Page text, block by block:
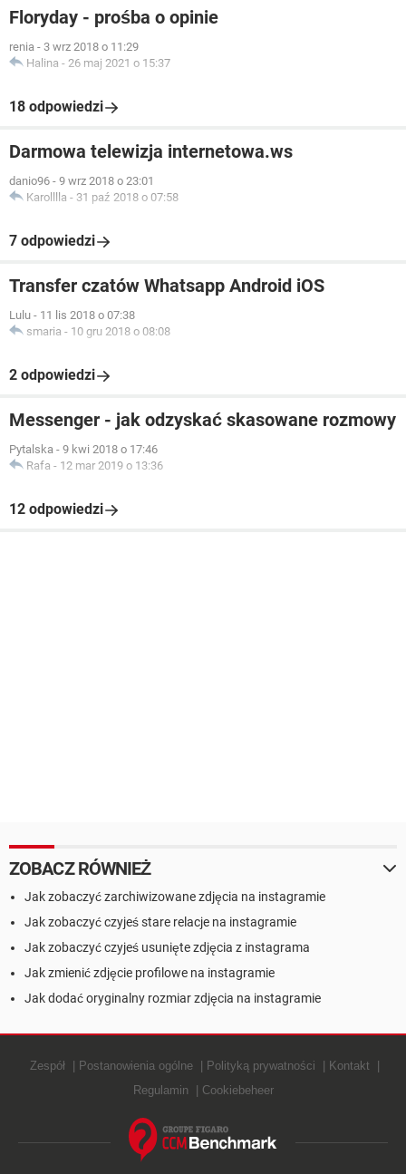
Floryday - prośba o opinie
renia - 3 wrz 2018 o 11:29
Halina - 26 maj 2021 o 15:37
18 odpowiedzi
Darmowa telewizja internetowa.ws
danio96 - 9 wrz 2018 o 23:01
Karolllla - 31 paź 2018 o 07:58
7 odpowiedzi
Transfer czatów Whatsapp Android iOS
Lulu - 11 lis 2018 o 07:38
smaria - 10 gru 2018 o 08:08
2 odpowiedzi
Messenger - jak odzyskać skasowane rozmowy
Pytalska - 9 kwi 2018 o 17:46
Rafa - 12 mar 2019 o 13:36
12 odpowiedzi
ZOBACZ RÓWNIEŻ
Jak zobaczyć zarchiwizowane zdjęcia na instagramie
Jak zobaczyć czyjeś stare relacje na instagramie
Jak zobaczyć czyjeś usunięte zdjęcia z instagrama
Jak zmienić zdjęcie profilowe na instagramie
Jak dodać oryginalny rozmiar zdjęcia na instagramie
Zespół Postanowienia ogólne Polityką prywatności
Kontakt
Regulamin
Cookiebeheer